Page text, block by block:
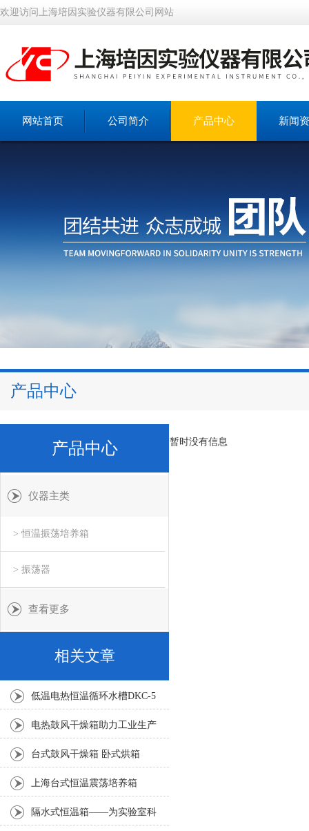
欢迎访问上海培因实验仪器有限公司网站
网站首页 公司简介 产品中心 新闻
产品中心
产品中心
仪器主类
> 恒温振荡培养箱
> 振荡器
查看更多
相关文章
低温电热恒温循环水槽DKC-5
电热鼓风干燥箱助力工业生产
高效干燥
台式鼓风干燥箱 卧式烘箱
上海台式恒温震荡培养箱
DDHZ-300
隔水式恒温箱——为实验室科
暂时没有信息